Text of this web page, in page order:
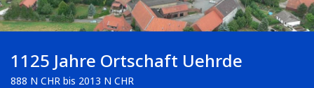
1125 Jahre Ortschaft Uehrde
888 N CHR bis 2013 N CHR